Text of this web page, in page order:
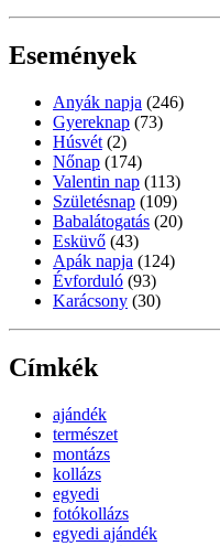
Események
Anyák napja (246)
Gyereknap (73)
Húsvét (2)
Nőnap (174)
Valentin nap (113)
Születésnap (109)
Babalátogatás (20)
Esküvő (43)
Apák napja (124)
Évforduló (93)
Karácsony (30)
Címkék
ajándék
természet
montázs
kollázs
egyedi
fotókollázs
egyedi ajándék